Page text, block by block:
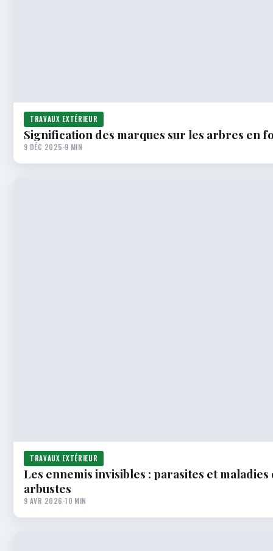
TRAVAUX EXTÉRIEUR
Signification des marques sur les arbres en
9 DÉC 2025·9 MIN
TRAVAUX EXTÉRIEUR
Les ennemis invisibles : parasites et
arbustes
9 AVR 2026·10 MIN